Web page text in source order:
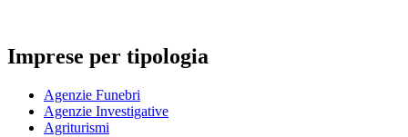
Imprese per tipologia
Agenzie Funebri
Agenzie Investigative
Agriturismi